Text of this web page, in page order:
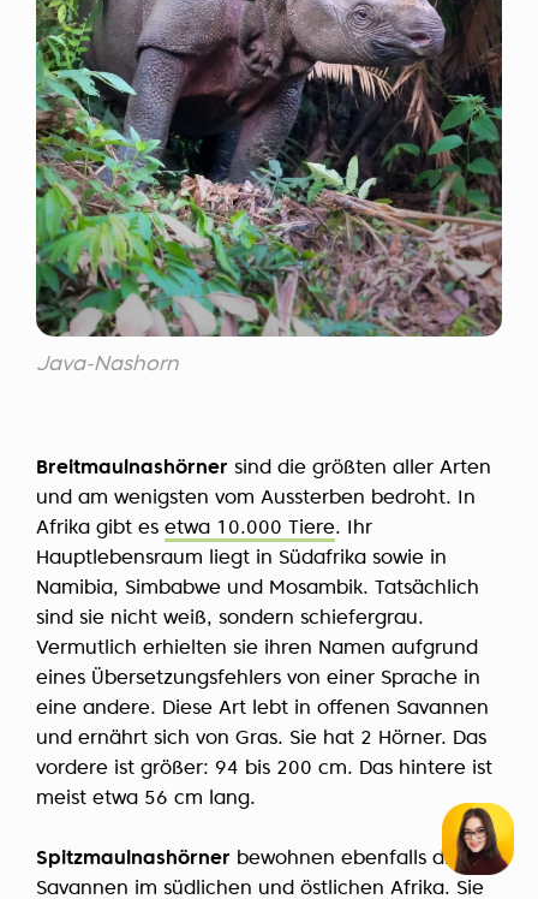
Java-Nashorn
Breitmaulnashörner sind die größten aller Arten
und am wenigsten vom Aussterben bedroht. In
Afrika gibt es etwa 10.000 Tiere. Ihr
Hauptlebensraum liegt in Südafrika sowie in
Namibia, Simbabwe und Mosambik. Tatsächlich
sind sie nicht weiß, sondern schiefergrau.
Vermutlich erhielten sie ihren Namen aufgrund
eines Übersetzungsfehlers von einer Sprache in
eine andere. Diese Art lebt in offenen Savannen
und ernährt sich von Gras. Sie hat 2 Hörner. Das
vordere ist größer: 94 bis 200 cm. Das hintere ist
meist etwa 56 cm lang.
Spitzmaulnashörner bewohnen ebenfalls die
Savannen im südlichen und östlichen Afrika. Sie